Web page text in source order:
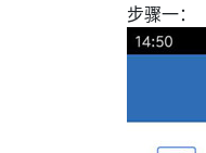
步骤一：